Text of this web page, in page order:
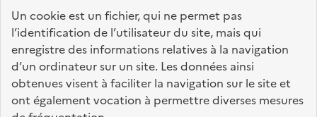
Un cookie est un fichier, qui ne permet pas
l’identification de l’utilisateur du site, mais qui
enregistre des informations relatives à la navigation
d’un ordinateur sur un site. Les données ainsi
obtenues visent à faciliter la navigation sur le site et
ont également vocation à permettre diverses mesures
FRANÇAISE
fonction-publique.gouv.fr
legifrance.gouv.fr